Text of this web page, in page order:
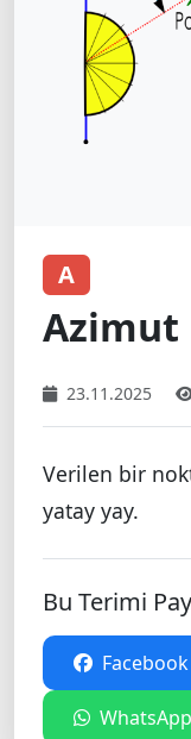
A
Azimut
23.11.2025
Verilen bir
yatay yay.
Bu Terimi
Facebook
WhatsApp